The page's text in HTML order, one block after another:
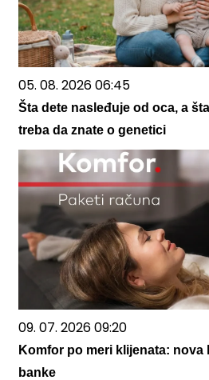
05. 08. 2026 06:45
Šta dete nasleđuje od oca, a
treba da znate o genetici
09. 07. 2026 09:20
Komfor po meri klijenata: nova
banke